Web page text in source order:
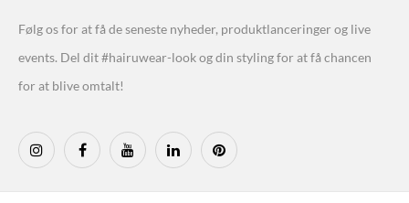
Følg os for at få de seneste nyheder, produktlanceringer og live
events. Del dit #hairuwear-look og din styling for at få chancen
for at blive omtalt!